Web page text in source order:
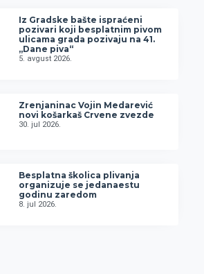
Iz Gradske bašte ispraćeni
pozivari koji besplatnim pivom
ulicama grada pozivaju na 41.
„Dane piva“
5. avgust 2026.
Zrenjaninac Vojin Medarević
novi košarkaš Crvene zvezde
30. jul 2026.
Besplatna školica plivanja
organizuje se jedanaestu
godinu zaredom
8. jul 2026.